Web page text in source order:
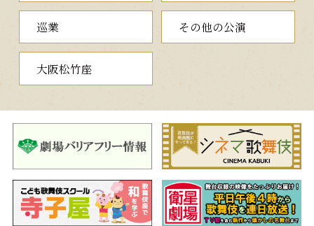
夜の部
一、夜叉ヶ池
す。それというのもこれを止めれば、池の主によって、辺りは全
て水没してしまうため。ここへ晃の旧友の山沢学円（市川右近）
が、その行方を尋ねてやって来ます。
聞いて納得し、夜叉ヶ池をひと目見ようとふたりで出かけていき
ます。一方、池の主の白雪姫（笑三郎）は、黒和尚鯰入（猿弥）
が持ってきた文を見て、麓の人間たちとの約束を破り、恋する剣
巡業 その他の公演
大阪松竹座